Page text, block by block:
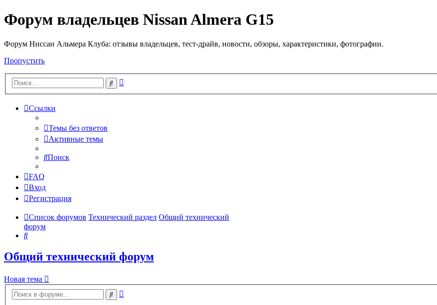
Форум владельцев Nissan Almera G15
Форум Ниссан Альмера Клуба: отзывы владельцев, тест-драйв, новости, обзоры, характеристики, фотографии.
Пропустить
Поиск
Ссылки
Темы без ответов
Активные темы
Поиск
FAQ
Вход
Регистрация
Список форумов Технический раздел Общий технический
форум
Поиск
Общий технический форум
Новая тема
Поиск